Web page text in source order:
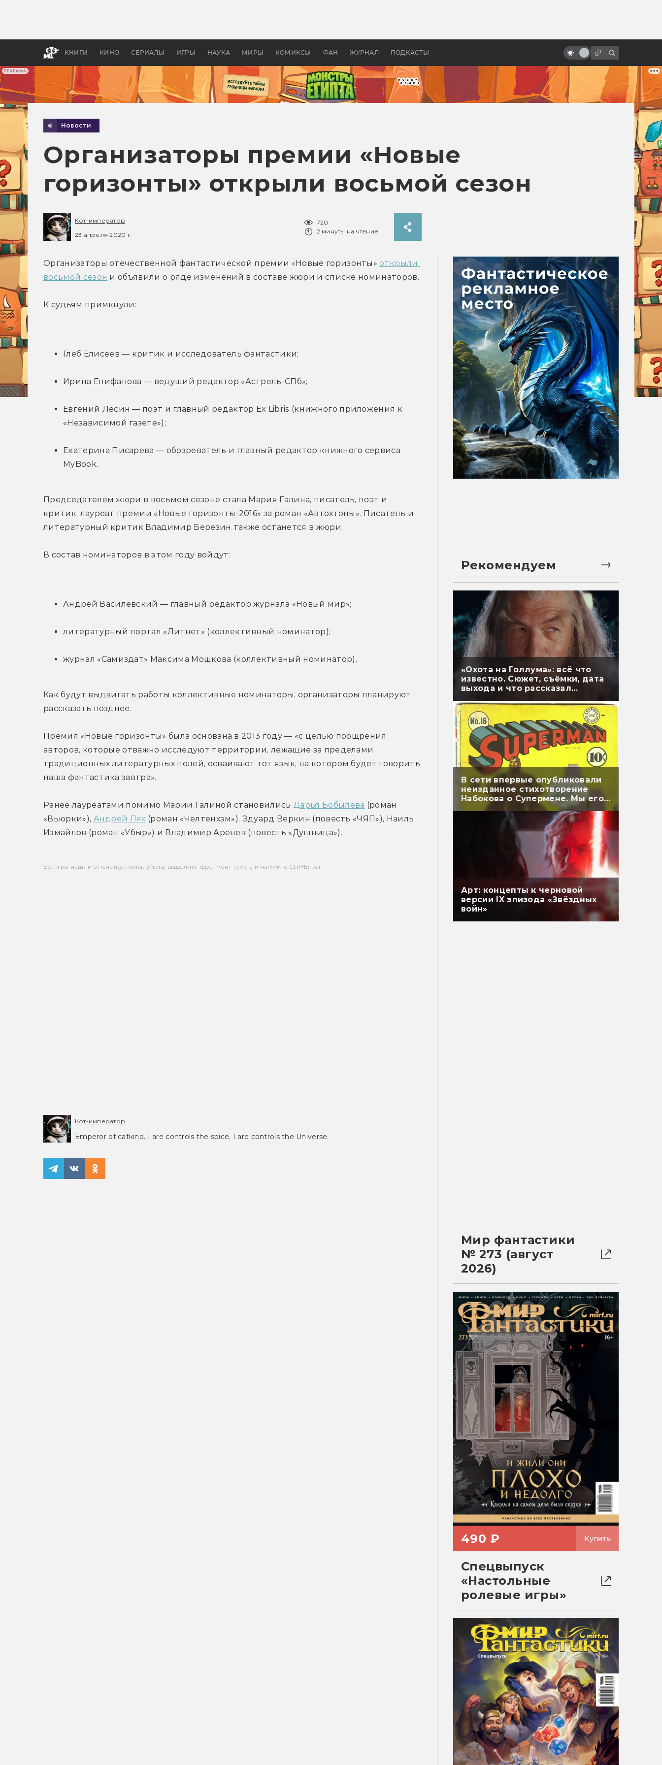
РЕКЛАМА
КНИГИ КИНО СЕРИАЛЫ ИГРЫ НАУКА МИРЫ КОМИКСЫ ФАН ЖУРНАЛ ПОДКАСТЫ
бы «Властелина колец»
Древней Грецией
компания
Новости
Организаторы премии «Новые
горизонты» открыли восьмой сезон
Кот-император
23 апреля 2020 г.
720
2 минуты на чтение
Организаторы отечественной фантастической премии «Новые горизонты» открыли
восьмой сезон и объявили о ряде изменений в составе жюри и списке номинаторов.
К судьям примкнули:
Глеб Елисеев — критик и исследователь фантастики;
Ирина Епифанова — ведущий редактор «Астрель-СПб»;
Евгений Лесин — поэт и главный редактор Ex Libris (книжного приложения к
«Независимой газете»);
Екатерина Писарева — обозреватель и главный редактор книжного сервиса
MyBook.
Председателем жюри в восьмом сезоне стала Мария Галина, писатель, поэт и
критик, лауреат премии «Новые горизонты-2016» за роман «Автохтоны». Писатель и
литературный критик Владимир Березин также останется в жюри.
В состав номинаторов в этом году войдут:
Андрей Василевский — главный редактор журнала «Новый мир»;
литературный портал «Литнет» (коллективный номинатор);
журнал «Самиздат» Максима Мошкова (коллективный номинатор).
Как будут выдвигать работы коллективные номинаторы, организаторы планируют
рассказать позднее.
Премия «Новые горизонты» была основана в 2013 году — «с целью поощрения
авторов, которые отважно исследуют территории, лежащие за пределами
традиционных литературных полей, осваивают тот язык, на котором будет говорить
наша фантастика завтра».
Ранее лауреатами помимо Марии Галиной становились Дарья Бобылёва (роман
«Вьюрки»), Андрей Лях (роман «Челтенхэм»), Эдуард Веркин (повесть «ЧЯП»), Наиль
Измайлов (роман «Убыр») и Владимир Аренев (повесть «Душница»).
Если вы нашли опечатку, пожалуйста, выделите фрагмент текста и нажмите Ctrl+Enter.
Кот-император
Emperor of catkind. I are controls the spice, I are controls the Universe.
Рекомендуем
«Охота на Голлума»: всё что
известно. Сюжет, съёмки, дата
выхода и что рассказал
В сети впервые опубликовали
неизданное стихотворение
Набокова о Супермене. Мы его
перевели
Арт: концепты к черновой
версии IX эпизода «Звёздных
войн»
Мир фантастики
№ 273 (август
2026)
490 ₽ Купить
Спецвыпуск
«Настольные
ролевые игры»